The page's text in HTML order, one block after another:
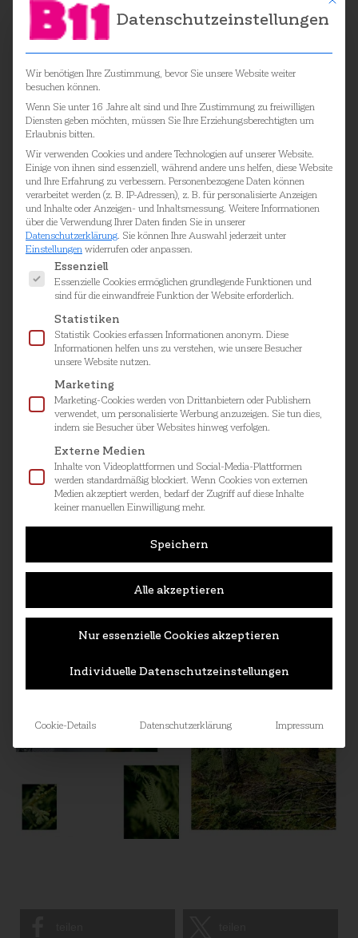
Wenn‘s eine runde Sache werden soll …
… dann ist das kreisförmige, federleichte
Schallabsorberpaneel am Start. Magnetische
Elemente halten den federleichten
Wandabsorber
Abstand zur Wand oder mit Seilen – von der
Decke abgehängt – sicher in seiner Bahn.
Einfach montiert, einfach eine runde Sache.
Besonderheiten
Feng Shui kompatibel
passend zu runden Leuchten
in jeder Lage montierbar (parallel oder
schräg)
Wirkungsgrad
Design
Daten
Datenschutzeinstellungen
Wir benötigen Ihre Zustimmung, bevor Sie unsere Website weiter
besuchen können.
Wenn Sie unter 16 Jahre alt sind und Ihre Zustimmung zu freiwilligen
Diensten geben möchten, müssen Sie Ihre Erziehungsberechtigten um
Erlaubnis bitten.
Wir verwenden Cookies und andere Technologien auf unserer Website.
Einige von ihnen sind essenziell, während andere uns helfen, diese Website
und Ihre Erfahrung zu verbessern. Personenbezogene Daten können
verarbeitet werden (z. B. IP-Adressen), z. B. für personalisierte Anzeigen
und Inhalte oder Anzeigen- und Inhaltsmessung. Weitere Informationen
über die Verwendung Ihrer Daten finden Sie in unserer
Datenschutzerklärung. Sie können Ihre Auswahl jederzeit unter
Einstellungen widerrufen oder anpassen.
Es folgt eine Liste der Service-Gruppen, für die
Essenziell
Essenzielle Cookies ermöglichen grundlegende Funktionen und
sind für die einwandfreie Funktion der Website erforderlich.
Statistiken
Statistik Cookies erfassen Informationen anonym. Diese
Informationen helfen uns zu verstehen, wie unsere Besucher
unsere Website nutzen.
Marketing
Marketing-Cookies werden von Drittanbietern oder Publishern
verwendet, um personalisierte Werbung anzuzeigen. Sie tun dies,
indem sie Besucher über Websites hinweg verfolgen.
Externe Medien
Inhalte von Videoplattformen und Social-Media-Plattformen
werden standardmäßig blockiert. Wenn Cookies von externen
Medien akzeptiert werden, bedarf der Zugriff auf diese Inhalte
keiner manuellen Einwilligung mehr.
Speichern
Alle akzeptieren
Nur essenzielle Cookies akzeptieren
Individuelle Datenschutzeinstellungen
Cookie-Details Datenschutzerklärung Impressum